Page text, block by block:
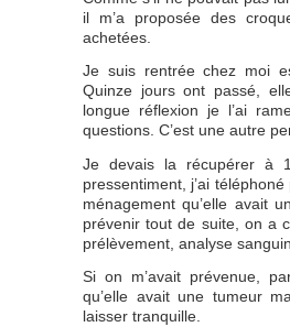
il m’a proposée des
achetées.
Je suis rentrée chez moi
Quinze jours ont passé,
longue réflexion je l’ai
questions. C’est une autre
Je devais la récupérer à
pressentiment, j’ai
ménagement qu’elle avait
prévenir tout de suite, on a
prélèvement, analyse
Si on m’avait prévenue,
qu’elle avait une tumeur
laisser tranquille.